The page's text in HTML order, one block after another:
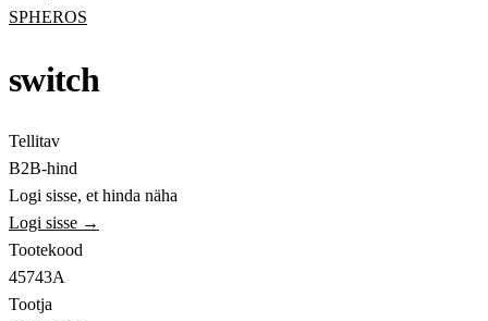
SPHEROS
switch
Tellitav
B2B-hind
Logi sisse, et hinda näha
Logi sisse →
Tootekood
45743A
Tootja